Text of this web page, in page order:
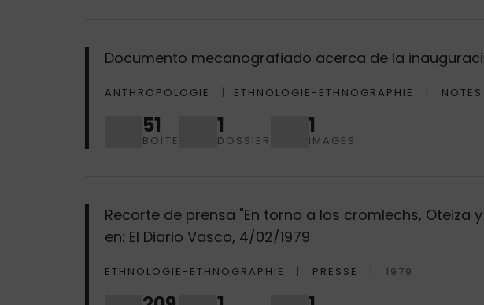
Documento mecanografiado acerca de la
ANTHROPOLOGIE ETHNOLOGIE-ETHNOGRAPHIE
51
BOÎTE
1
DOSSIER
1
IMAGES
Recorte de prensa "En torno a los cromlechs, Oteiza
en: El Diario Vasco, 4/02/1979
ETHNOLOGIE-ETHNOGRAPHIE PRESSE 1979